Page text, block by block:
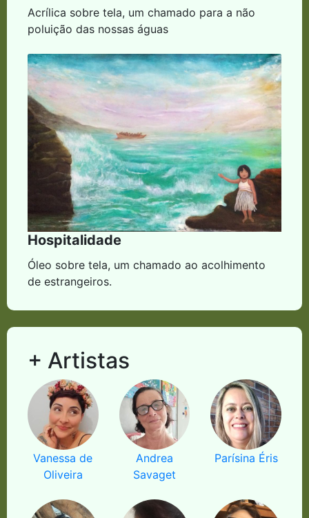
Acrílica sobre tela, um chamado para a não
poluição das nossas águas
Hospitalidade
Óleo sobre tela, um chamado ao acolhimento
de estrangeiros.
+ Artistas
Vanessa de
Oliveira
Andrea
Savaget
Parísina Éris